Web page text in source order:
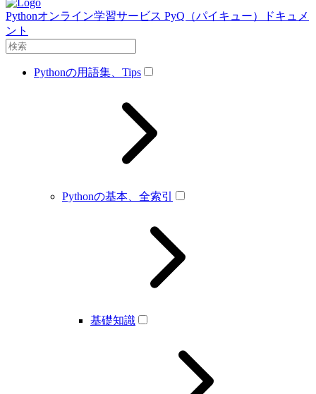
Pythonオンライン学習サービス PyQ（パイキュー）ドキュメ
ント
Pythonの用語集、Tips
Pythonの基本、全索引
基礎知識